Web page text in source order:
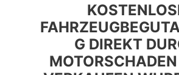
G DIREKT